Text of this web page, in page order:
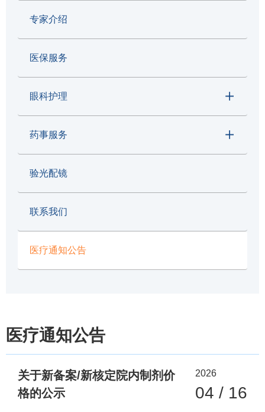
专家介绍
医保服务
眼科护理
药事服务
验光配镜
联系我们
医疗通知公告
医疗通知公告
关于新备案/新核定院内制剂价
格的公示
2026
04 / 16